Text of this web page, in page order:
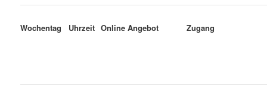
Wochentag Uhrzeit Online Angebot Zugang